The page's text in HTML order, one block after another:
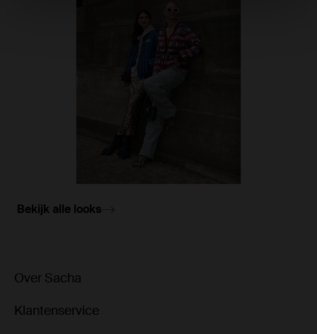
Bekijk alle looks
Over Sacha
Klantenservice